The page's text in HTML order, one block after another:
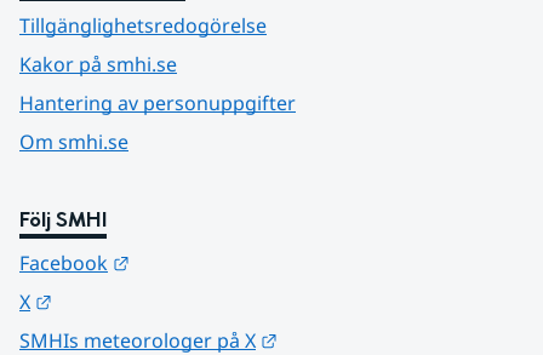
Tillgänglighetsredogörelse
Kakor på smhi.se
Hantering av personuppgifter
Om smhi.se
Följ SMHI
Facebook
X
SMHIs meteorologer på X